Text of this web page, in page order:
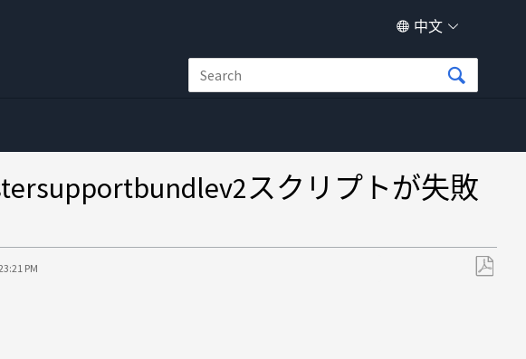
中文
スクリプトが失敗
PM